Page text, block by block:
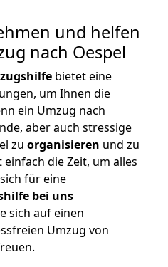
und helfen
nach Oespel
bietet eine
um Ihnen die
ein Umzug nach
aber auch stressige
zu organisieren und zu
die Zeit, um alles
für eine
bei uns
sich auf einen
Umzug von